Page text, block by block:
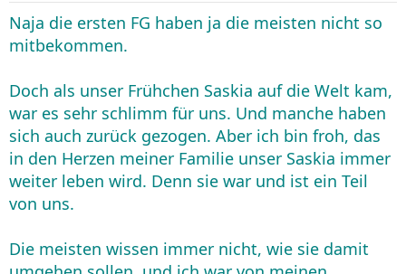
Naja die ersten FG haben ja die meisten nicht so
mitbekommen.
Doch als unser Frühchen Saskia auf die Welt kam,
war es sehr schlimm für uns. Und manche haben
sich auch zurück gezogen. Aber ich bin froh, das
in den Herzen meiner Familie unser Saskia immer
weiter leben wird. Denn sie war und ist ein Teil
von uns.
Die meisten wissen immer nicht, wie sie damit